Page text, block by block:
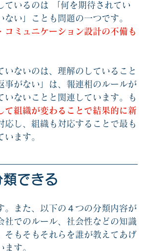
ているのは 「何を期待されてい
い」ことも問題の一つです。
コミュニケーション設計の不備も
ないのは、理解のしていること
事がない」は、報連相のルールが
ないことと関連しています。も
て組織が変わることで結果的に新
応し、組織も対応することで最も
ます。
できる
。また、以下の４つの分類内容が
社でのルール、社会性などの知識
そもそもそれらを誰が教えてあげ
す。